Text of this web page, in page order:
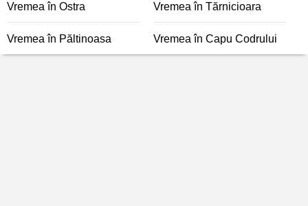
Vremea în Ostra Vremea în Tărnicioara
Vremea în Păltinoasa Vremea în Capu Codrului